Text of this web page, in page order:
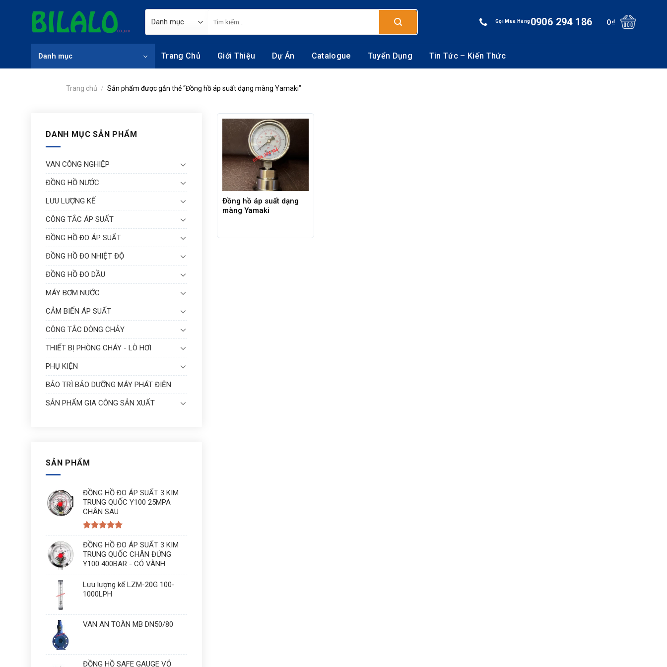
kiếm:
Gọi Mua Hàng0906 294 186 0₫
Danh mục Trang Chủ Giới Thiệu Dự Án Catalogue Tuyển Dụng Tin Tức – Kiến Thức
Trang chủ / Sản phẩm được gắn thẻ “Đồng hồ áp suất dạng màng Yamaki”
DANH MỤC SẢN PHẨM
VAN CÔNG NGHIỆP
ĐỒNG HỒ NƯỚC
LƯU LƯỢNG KẾ
CÔNG TẮC ÁP SUẤT
ĐỒNG HỒ ĐO ÁP SUẤT
ĐỒNG HỒ ĐO NHIỆT ĐỘ
ĐỒNG HỒ ĐO DẦU
MÁY BƠM NƯỚC
CẢM BIẾN ÁP SUẤT
CÔNG TẮC DÒNG CHẢY
THIẾT BỊ PHÒNG CHÁY - LÒ HƠI
PHỤ KIỆN
BẢO TRÌ BẢO DƯỠNG MÁY PHÁT ĐIỆN
SẢN PHẨM GIA CÔNG SẢN XUẤT
SẢN PHẨM
ĐỒNG HỒ ĐO ÁP SUẤT 3 KIM
TRUNG QUỐC Y100 25MPA
CHÂN SAU
Được xếp
hạng 55
sao
ĐỒNG HỒ ĐO ÁP SUẤT 3 KIM
TRUNG QUỐC CHÂN ĐỨNG
Y100 400BAR - CÓ VÀNH
Lưu lượng kế LZM-20G 100-
1000LPH
VAN AN TOÀN MB DN50/80
ĐỒNG HỒ SAFE GAUGE VỎ
Đồng hồ áp suất dạng
màng Yamaki